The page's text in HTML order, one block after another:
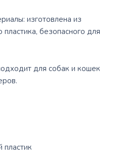
изготовлена из
безопасного для
для собак и кошек